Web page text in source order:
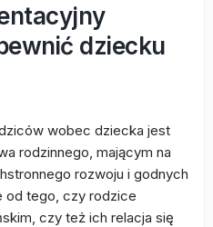
dziecku
wobec dziecka jest
rodzinnego, mającym na
rozwoju i godnych
od tego, czy rodzice
czy też ich relacja się